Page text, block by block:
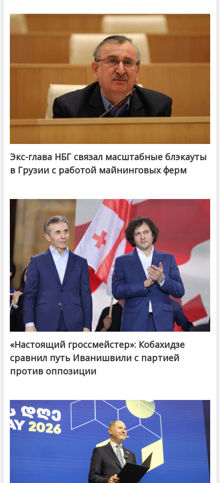
Экс-глава НБГ связал масштабные блэкауты
в Грузии с работой майнинговых ферм
@ქართული ოცნება / Georgian Dream
«Настоящий гроссмейстер»: Кобахидзе
сравнил путь Иванишвили с партией
против оппозиции